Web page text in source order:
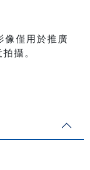
像僅用於推廣
攝。